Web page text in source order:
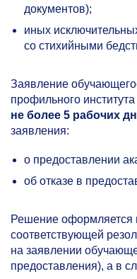
документов);
иных
со стихийными
Заявление
профильного
не более 5 рабочих
заявления:
о предоставлении
об отказе в
Решение оформляется
соответствующей
на заявлении
предоставления), а в